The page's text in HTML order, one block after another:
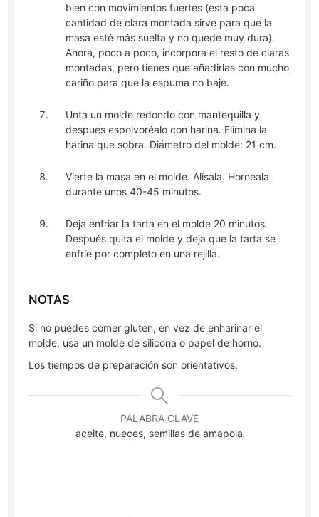
bien con movimientos fuertes (esta poca
cantidad de clara montada sirve para que la
masa esté más suelta y no quede muy dura).
Ahora, poco a poco, incorpora el resto de claras
montadas, pero tienes que añadirlas con mucho
cariño para que la espuma no baje.
Unta un molde redondo con mantequilla y
después espolvoréalo con harina. Elimina la
harina que sobra. Diámetro del molde: 21 cm.
Vierte la masa en el molde. Alísala. Hornéala
durante unos 40-45 minutos.
Deja enfriar la tarta en el molde 20 minutos.
Después quita el molde y deja que la tarta se
enfríe por completo en una rejilla.
NOTAS
Si no puedes comer gluten, en vez de enharinar el
molde, usa un molde de silicona o papel de horno.
Los tiempos de preparación son orientativos.
PALABRA CLAVE
aceite, nueces, semillas de amapola